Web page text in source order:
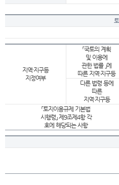
지역·지구등
지정여부
「국토의 계획
및 이용에
관한 법률 」에
따른 지역·지구등
다른 법령 등에
따른
지역·지구등
「토지이용규제 기본법
시행령」 제9조제4항 각
호에 해당되는 사항